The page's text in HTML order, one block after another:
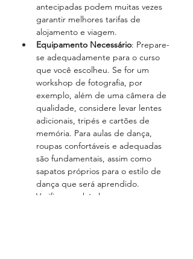
antecipadas podem muitas vezes
garantir melhores tarifas de
alojamento e viagem.
Equipamento Necessário: Prepare-
se adequadamente para o curso
que você escolheu. Se for um
workshop de fotografia, por
exemplo, além de uma câmera de
qualidade, considere levar lentes
adicionais, tripés e cartões de
memória. Para aulas de dança,
roupas confortáveis e adequadas
são fundamentais, assim como
sapatos próprios para o estilo de
dança que será aprendido.
Verifique se há algum